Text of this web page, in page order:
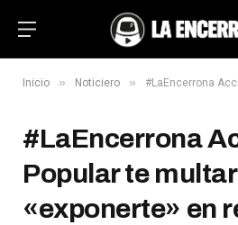
Inicio » Noticiero » #LaEncerrona Acción
#LaEncerrona
Popular te
«exponerte» en